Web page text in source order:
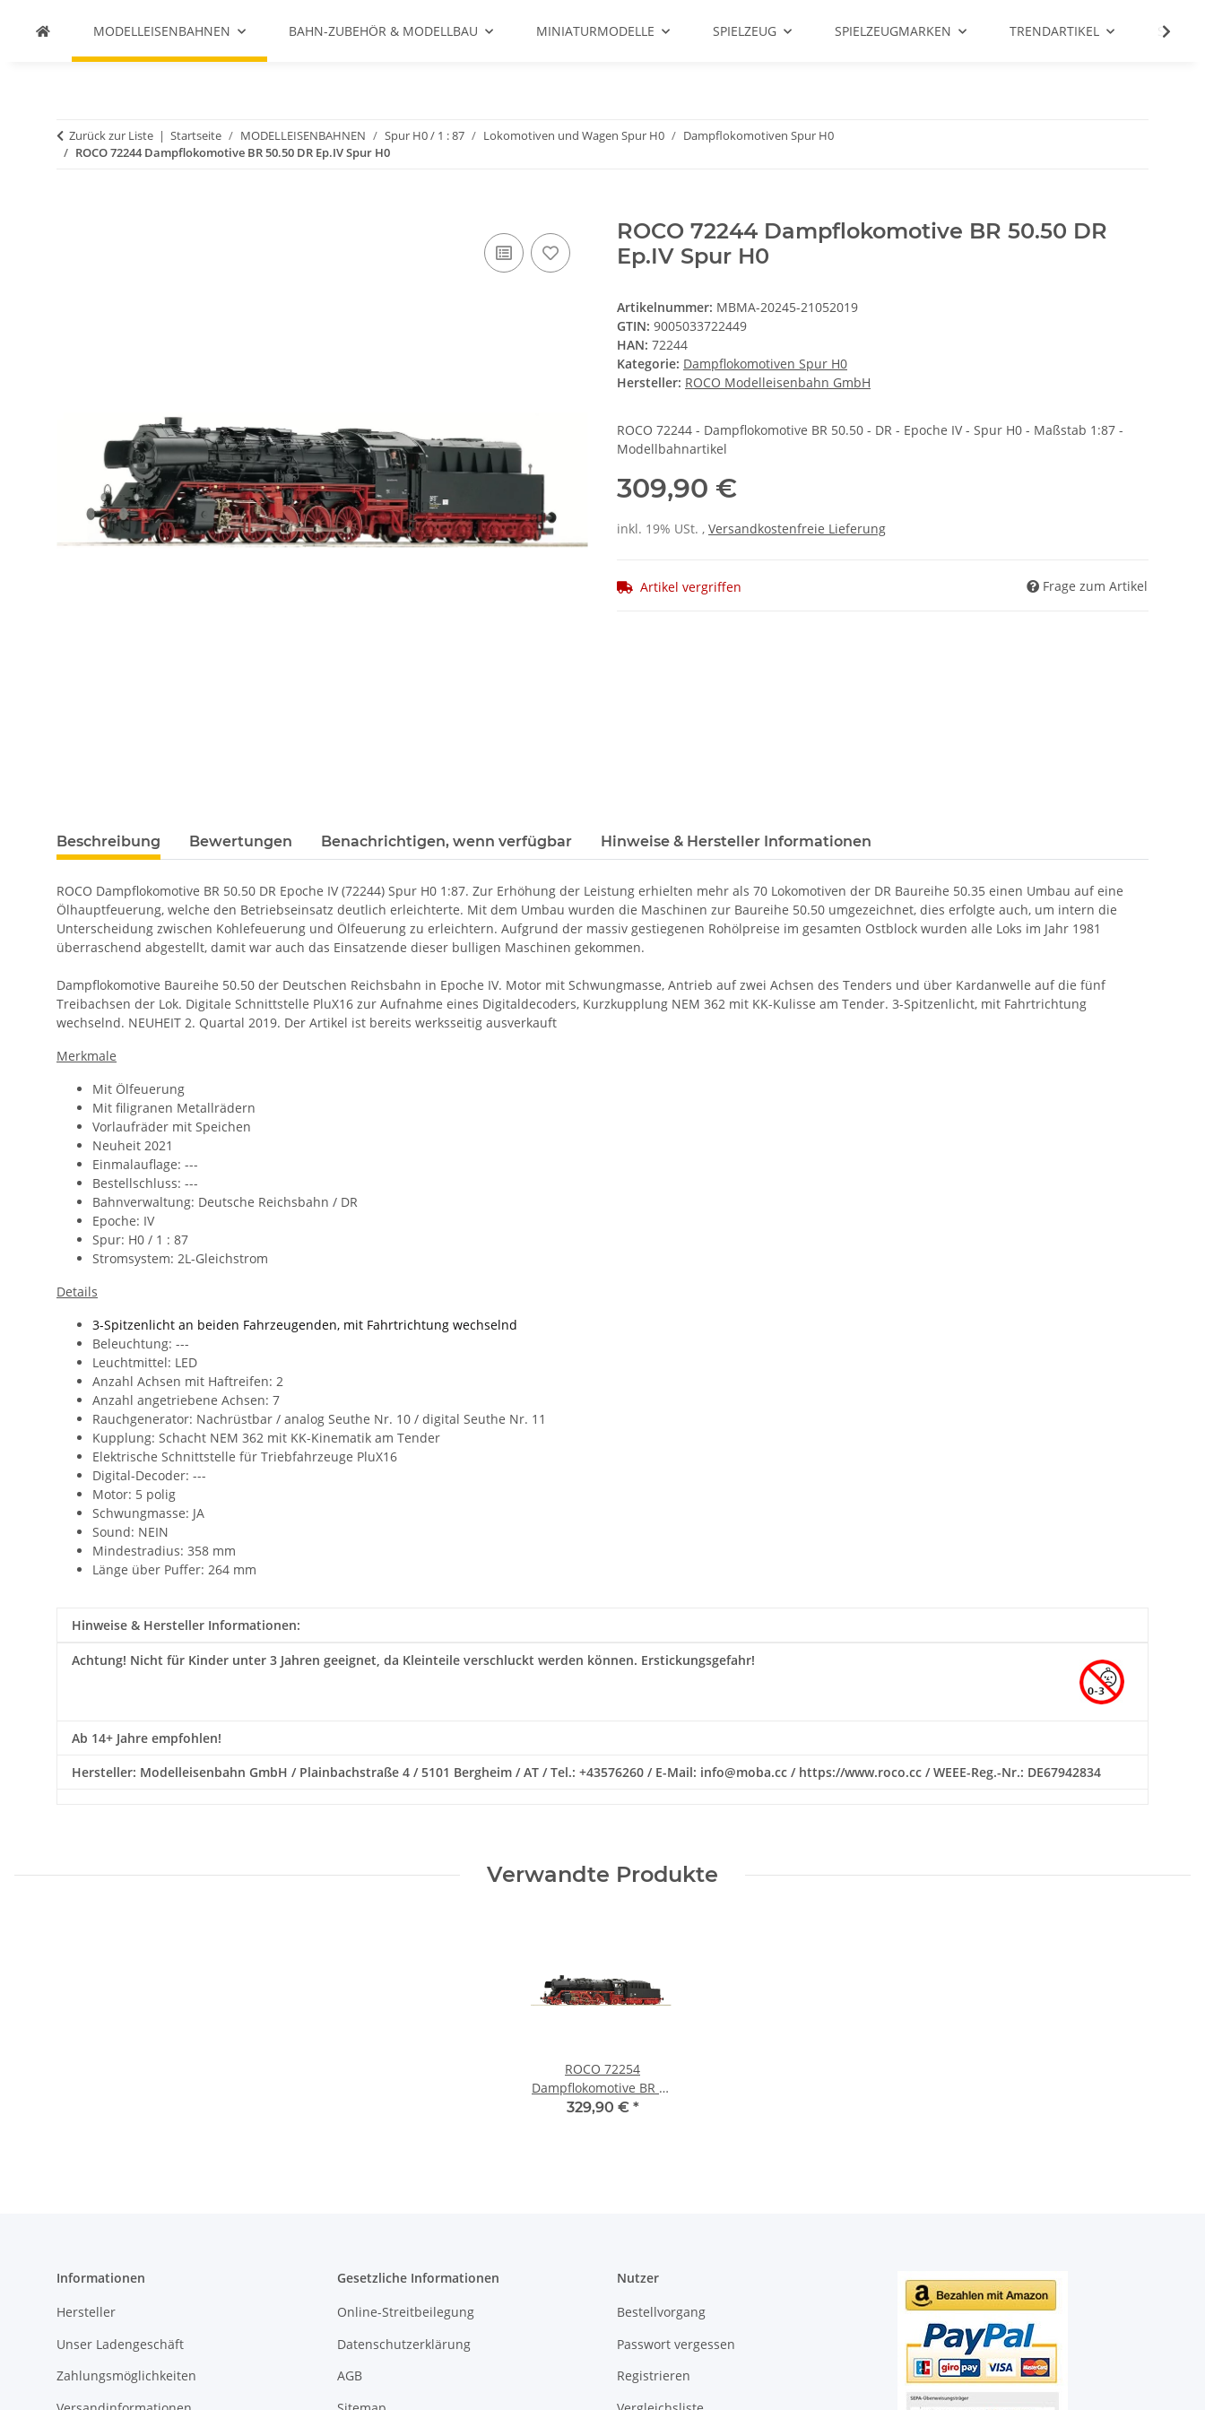
MODELLEISENBAHNEN BAHN-ZUBEHÖR & MODELLBAU MINIATURMODELLE SPIELZEUG SPIELZEUGMARKEN TRENDARTIKEL SALE %
Zurück zur Liste Startseite MODELLEISENBAHNEN Spur H0 / 1 : 87 Lokomotiven und Wagen Spur H0
Dampflokomotiven Spur H0
ROCO 72244 Dampflokomotive BR 50.50 DR Ep.IV Spur H0
ROCO 72244 Dampflokomotive BR 50.50 DR
Ep.IV Spur H0
Artikelnummer: MBMA-20245-21052019
GTIN: 9005033722449
HAN: 72244
Kategorie: Dampflokomotiven Spur H0
Hersteller: ROCO Modelleisenbahn GmbH
ROCO 72244 - Dampflokomotive BR 50.50 - DR - Epoche IV - Spur H0 - Maßstab 1:87 -
Modellbahnartikel
309,90 €
inkl. 19% USt. , Versandkostenfreie Lieferung
Artikel vergriffen Frage zum Artikel
Beschreibung Bewertungen Benachrichtigen, wenn verfügbar Hinweise & Hersteller Informationen
ROCO Dampflokomotive BR 50.50 DR Epoche IV (72244) Spur H0 1:87. Zur Erhöhung der Leistung erhielten mehr als 70 Lokomotiven der DR Baureihe 50.35 einen Umbau auf eine
Ölhauptfeuerung, welche den Betriebseinsatz deutlich erleichterte. Mit dem Umbau wurden die Maschinen zur Baureihe 50.50 umgezeichnet, dies erfolgte auch, um intern die
Unterscheidung zwischen Kohlefeuerung und Ölfeuerung zu erleichtern. Aufgrund der massiv gestiegenen Rohölpreise im gesamten Ostblock wurden alle Loks im Jahr 1981
überraschend abgestellt, damit war auch das Einsatzende dieser bulligen Maschinen gekommen.
Dampflokomotive Baureihe 50.50 der Deutschen Reichsbahn in Epoche IV. Motor mit Schwungmasse, Antrieb auf zwei Achsen des Tenders und über Kardanwelle auf die fünf
Treibachsen der Lok. Digitale Schnittstelle PluX16 zur Aufnahme eines Digitaldecoders, Kurzkupplung NEM 362 mit KK-Kulisse am Tender. 3-Spitzenlicht, mit Fahrtrichtung
wechselnd. NEUHEIT 2. Quartal 2019. Der Artikel ist bereits werksseitig ausverkauft
Merkmale
Mit Ölfeuerung
Mit filigranen Metallrädern
Vorlaufräder mit Speichen
Neuheit 2021
Einmalauflage: ---
Bestellschluss: ---
Bahnverwaltung: Deutsche Reichsbahn / DR
Epoche: IV
Spur: H0 / 1 : 87
Stromsystem: 2L-Gleichstrom
Details
3-Spitzenlicht an beiden Fahrzeugenden, mit Fahrtrichtung wechselnd
Beleuchtung: ---
Leuchtmittel: LED
Anzahl Achsen mit Haftreifen: 2
Anzahl angetriebene Achsen: 7
Rauchgenerator: Nachrüstbar / analog Seuthe Nr. 10 / digital Seuthe Nr. 11
Kupplung: Schacht NEM 362 mit KK-Kinematik am Tender
Elektrische Schnittstelle für Triebfahrzeuge PluX16
Digital-Decoder: ---
Motor: 5 polig
Schwungmasse: JA
Sound: NEIN
Mindestradius: 358 mm
Länge über Puffer: 264 mm
Hinweise & Hersteller Informationen:
Achtung! Nicht für Kinder unter 3 Jahren geeignet, da Kleinteile verschluckt werden können. Erstickungsgefahr!
Ab 14+ Jahre empfohlen!
Hersteller: Modelleisenbahn GmbH / Plainbachstraße 4 / 5101 Bergheim / AT / Tel.: +43576260 / E-Mail: info@moba.cc / https://www.roco.cc / WEEE-Reg.-Nr.: DE67942834
Verwandte Produkte
ROCO 72254
Dampflokomotive BR 23
001 DR Ep.III Spur H0
329,90 € *
Informationen
Hersteller
Unser Ladengeschäft
Zahlungsmöglichkeiten
Gesetzliche Informationen
Online-Streitbeilegung
Datenschutzerklärung
AGB
Nutzer
Bestellvorgang
Passwort vergessen
Registrieren